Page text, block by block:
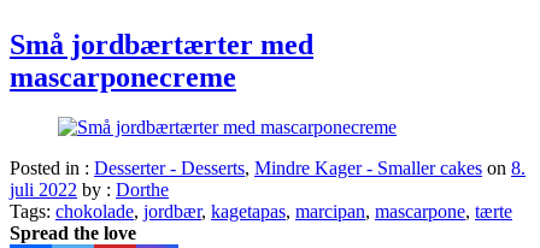
Små jordbærtærter med
mascarponecreme
Posted in : Desserter - Desserts, Mindre Kager - Smaller cakes on 8.
juli 2022 by : Dorthe
Tags: chokolade, jordbær, kagetapas, marcipan, mascarpone, tærte
Spread the love